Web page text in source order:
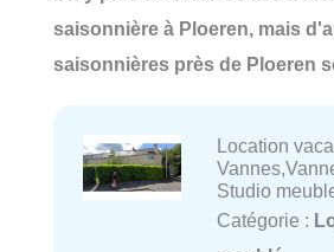
saisonnière à Ploeren, mais
saisonnières près de Ploeren
Location
Studio
Catégorie :